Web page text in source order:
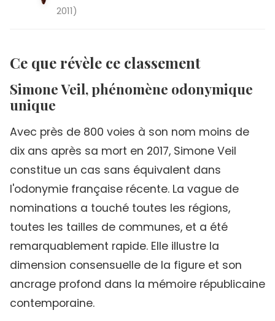
2011)
Ce que révèle ce classement
Simone Veil, phénomène odonymique
unique
Avec près de 800 voies à son nom moins de
dix ans après sa mort en 2017, Simone Veil
constitue un cas sans équivalent dans
l'odonymie française récente. La vague de
nominations a touché toutes les régions,
toutes les tailles de communes, et a été
remarquablement rapide. Elle illustre la
dimension consensuelle de la figure et son
ancrage profond dans la mémoire républicaine
contemporaine.